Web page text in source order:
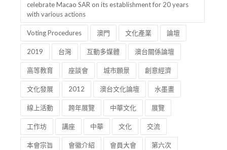
celebrate Macao SAR on its establishment for 20 years
with various actions
Voting Procedures 澳門 文化產業 論壇
2019 台灣 互動多媒體 澳台關係論壇
高等教育 座談會 城市願景 創意經濟
文化發展 2012 澳台文化論壇 水墨畫
線上活動 跨年展覽 中華文化 展覽
工作坊 講座 中華 文化 交流
本會宗旨 會徽介紹 會員大會 第六次